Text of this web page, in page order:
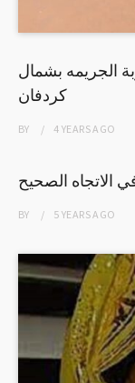
الجريمه بشمال
كردفان
BY 4 YEARSAGO
الاتجاه الصحيح
BY 5 YEARSAGO